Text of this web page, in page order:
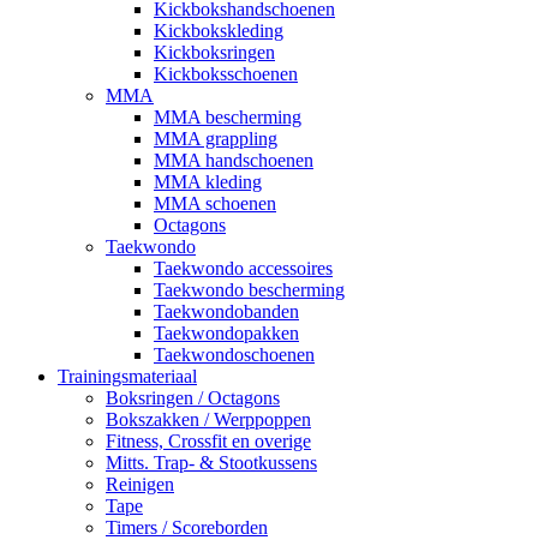
Kickbokshandschoenen
Kickbokskleding
Kickboksringen
Kickboksschoenen
MMA
MMA bescherming
MMA grappling
MMA handschoenen
MMA kleding
MMA schoenen
Octagons
Taekwondo
Taekwondo accessoires
Taekwondo bescherming
Taekwondobanden
Taekwondopakken
Taekwondoschoenen
Trainingsmateriaal
Boksringen / Octagons
Bokszakken / Werppoppen
Fitness, Crossfit en overige
Mitts. Trap- & Stootkussens
Reinigen
Tape
Timers / Scoreborden